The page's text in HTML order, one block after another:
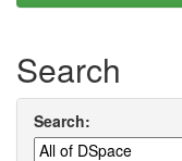
Search
Search: